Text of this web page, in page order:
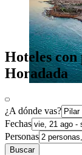
Hoteles
Horadada
¿A dónde vas?
Fechas
Personas
Buscar